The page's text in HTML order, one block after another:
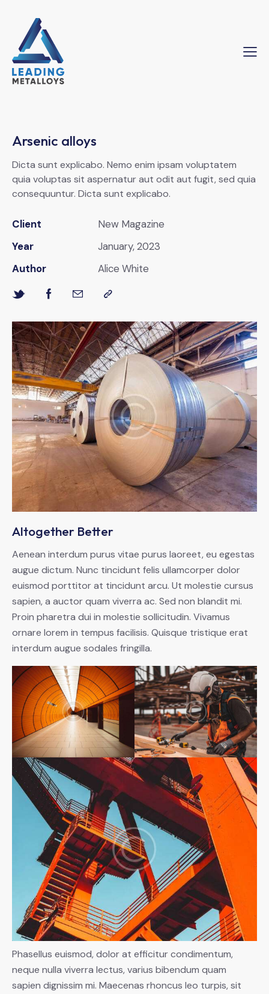
Arsenic alloys
Altogether Better
Aenean interdum purus vitae purus laoreet, eu egestas
augue dictum. Nunc tincidunt felis ullamcorper dolor
euismod porttitor at tincidunt arcu. Ut molestie cursus
sapien, a auctor quam viverra ac. Sed non blandit mi.
Proin pharetra dui in molestie sollicitudin. Vivamus
ornare lorem in tempus facilisis. Quisque tristique erat
interdum augue sodales fringilla.
Phasellus euismod, dolor at efficitur condimentum,
neque nulla viverra lectus, varius bibendum quam
sapien dignissim mi. Maecenas rhoncus leo turpis, sit
Dicta sunt explicabo. Nemo enim ipsam voluptatem
quia voluptas sit aspernatur aut odit aut fugit, sed quia
consequuntur. Dicta sunt explicabo.
Client
New Magazine
Year
January, 2023
Author
Alice White